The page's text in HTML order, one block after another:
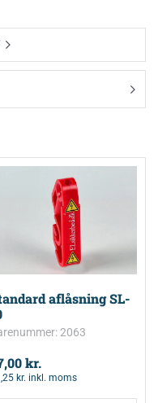
aflåsning SL-
2063
kr.
kr. inkl. moms